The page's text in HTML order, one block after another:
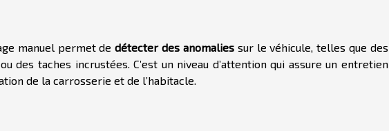
manuel permet dedétecter des anomaliessur le véhicule, telles que des
des taches incrustées. C’est un niveau d’attention qui assure un entretien
de la carrosserie et de l’habitacle.